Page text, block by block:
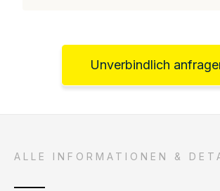
Unverbindlich
ALLE INFORMATIONEN &